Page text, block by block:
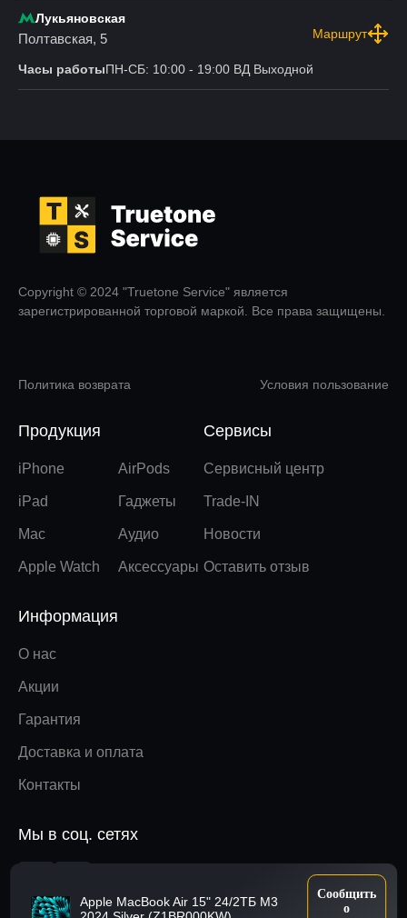
Apple MacBook Air 15" 24/2ТБ M3
Сообщить
о
Лукьяновская
Полтавская, 5 Маршрут
Часы работыПН-СБ: 10:00 - 19:00 ВД Выходной
Copyright © 2024 "Truetone Service" является
зарегистрированной торговой маркой. Все права защищены.
Политика возврата Условия пользование
Продукция
iPhone
iPad
Mac
Apple Watch
AirPods
Гаджеты
Аудио
Аксессуары
Сервисы
Сервисный центр
Trade-IN
Новости
Оставить отзыв
Информация
О нас
Акции
Гарантия
Доставка и оплата
Контакты
Мы в соц. сетях
Вверх